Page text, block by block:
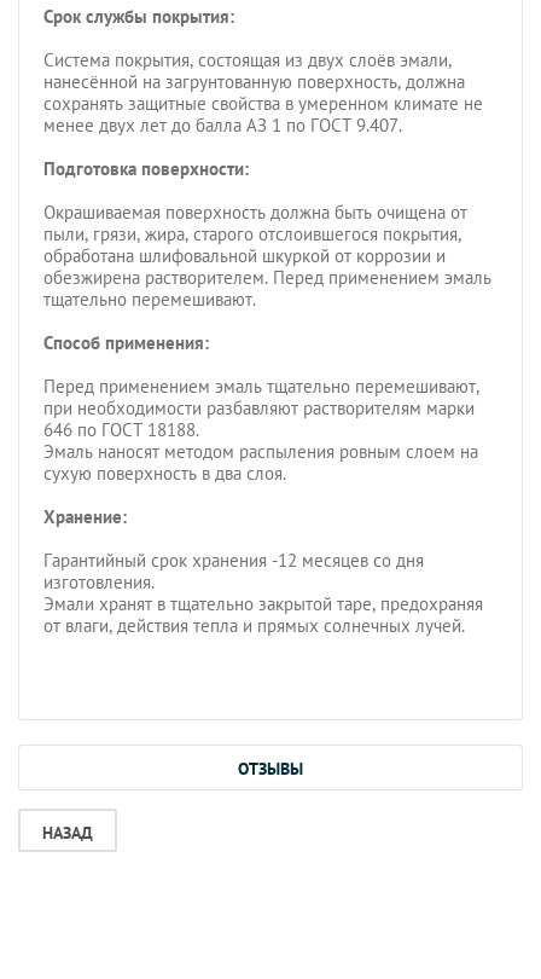
Срок службы покрытия:
Система покрытия, состоящая из двух слоёв эмали,
нанесённой на загрунтованную поверхность, должна
сохранять защитные свойства в умеренном климате не
менее двух лет до балла АЗ 1 по ГОСТ 9.407.
Подготовка поверхности:
Окрашиваемая поверхность должна быть очищена от
пыли, грязи, жира, старого отслоившегося покрытия,
обработана шлифовальной шкуркой от коррозии и
обезжирена растворителем. Перед применением эмаль
тщательно перемешивают.
Способ применения:
Перед применением эмаль тщательно перемешивают,
при необходимости разбавляют растворителям марки
646 по ГОСТ 18188.
Эмаль наносят методом распыления ровным слоем на
сухую поверхность в два слоя.
Хранение:
Гарантийный срок хранения -12 месяцев со дня
изготовления.
Эмали хранят в тщательно закрытой таре, предохраняя
от влаги, действия тепла и прямых солнечных лучей.
ОТЗЫВЫ
НАЗАД